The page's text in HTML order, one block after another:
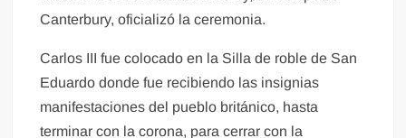
Canterbury, oficializó la ceremonia.
Carlos III fue colocado en la Silla de roble de San
Eduardo donde fue recibiendo las insignias
manifestaciones del pueblo británico, hasta
terminar con la corona, para cerrar con la